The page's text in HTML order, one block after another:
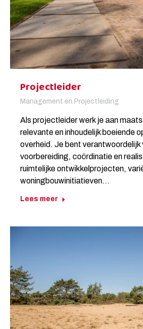
Projectleider
Management en Projectleiding
Als projectleider werk je aan
relevante en inhoudelijk boeiende
overheid. Je bent verantwoordelijk
voorbereiding, coördinatie en
ruimtelijke ontwikkelprojecten,
woningbouwinitiatieven…
Lees meer